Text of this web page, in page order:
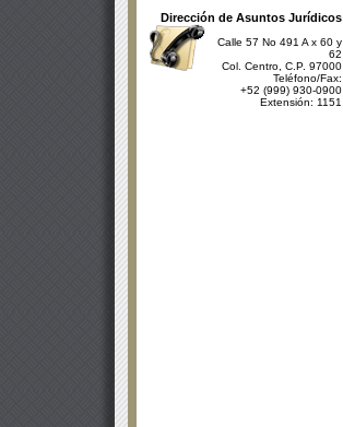
Dirección de Asuntos Jurídicos
Calle 57 No 491 A x 60 y
62
Col. Centro, C.P. 97000
Teléfono/Fax:
+52 (999) 930-0900
Extensión: 1151